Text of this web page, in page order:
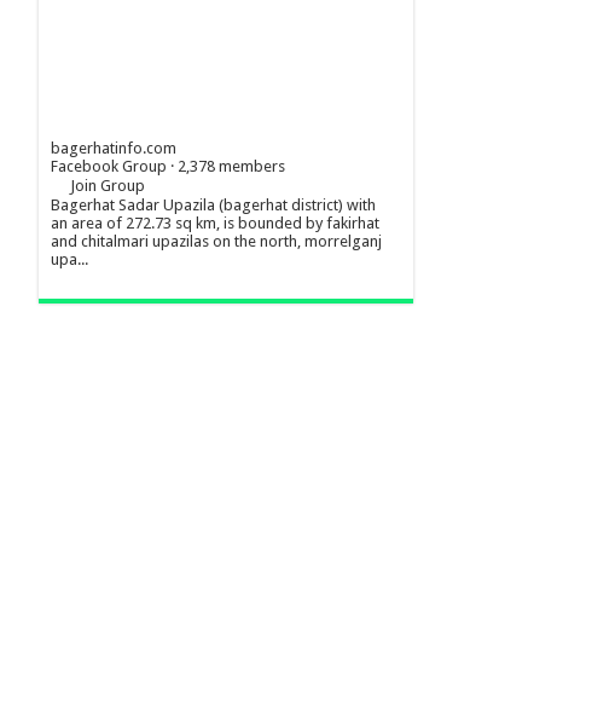
bagerhatinfo.com
Facebook Group · 2,378 members
Join Group
Bagerhat Sadar Upazila (bagerhat district) with
an area of 272.73 sq km, is bounded by fakirhat
and chitalmari upazilas on the north, morrelganj
upa...